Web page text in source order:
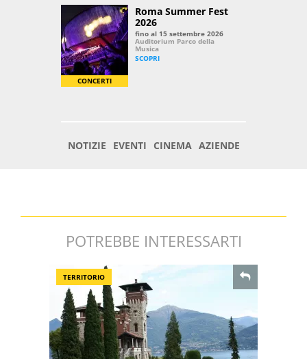
POTREBBE INTERESSARTI
TERRITORIO